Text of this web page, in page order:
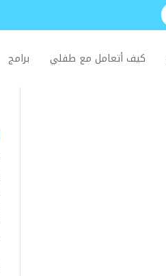
كيف أتعامل مع طفلي برامج